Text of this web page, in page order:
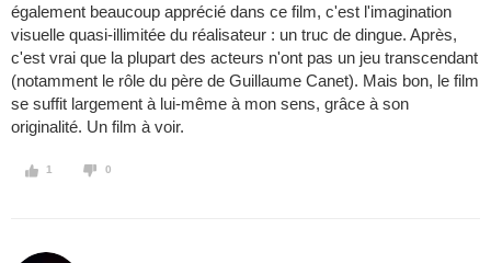
également beaucoup apprécié dans ce film, c'est l'imagination
visuelle quasi-illimitée du réalisateur : un truc de dingue. Après,
c'est vrai que la plupart des acteurs n'ont pas un jeu transcendant
(notamment le rôle du père de Guillaume Canet). Mais bon, le film
se suffit largement à lui-même à mon sens, grâce à son
originalité. Un film à voir.
1 0